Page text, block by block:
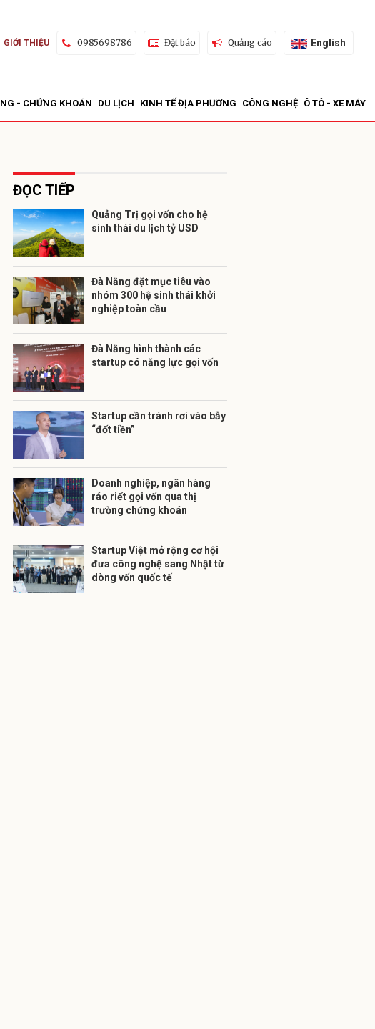
GIỚI THIỆU 0985698786 Đặt báo Quảng cáo English
- CHỨNG KHOÁN DU LỊCH KINH TẾ ĐỊA PHƯƠNG CÔNG NGHỆ Ô TÔ - XE MÁY
ĐỌC TIẾP
Quảng Trị gọi vốn cho hệ
sinh thái du lịch tỷ USD
Đà Nẵng đặt mục tiêu vào
nhóm 300 hệ sinh thái khởi
nghiệp toàn cầu
Đà Nẵng hình thành các
startup có năng lực gọi vốn
Startup cần tránh rơi vào bẫy
“đốt tiền”
Doanh nghiệp, ngân hàng
ráo riết gọi vốn qua thị
trường chứng khoán
Startup Việt mở rộng cơ hội
đưa công nghệ sang Nhật từ
dòng vốn quốc tế
Gửi